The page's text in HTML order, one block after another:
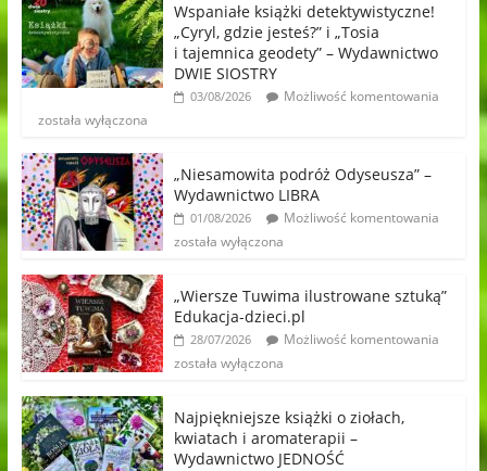
Wspaniałe książki detektywistyczne!
„Cyryl, gdzie jesteś?” i „Tosia
i tajemnica geodety” – Wydawnictwo
DWIE SIOSTRY
03/08/2026
Możliwość komentowania
została wyłączona
„Niesamowita podróż Odyseusza” –
Wydawnictwo LIBRA
01/08/2026
Możliwość komentowania
została wyłączona
„Wiersze Tuwima ilustrowane sztuką”
Edukacja-dzieci.pl
28/07/2026
Możliwość komentowania
została wyłączona
Najpiękniejsze książki o ziołach,
kwiatach i aromaterapii –
Wydawnictwo JEDNOŚĆ